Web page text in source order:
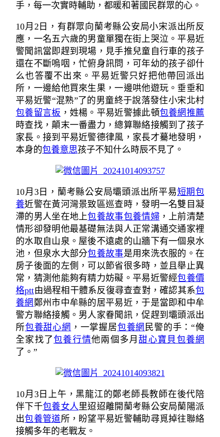
手，每一次實時輔助，都暖和著國民群眾的心。
10月2日，有群眾向蘭考縣公安局小宋派出所反
應，一名五六歲的男童單獨在街上哭泣。平易近
警聞訊當即趕到現場，見手推兒童自行車的孩子
還在不斷嗚咽，忙俯身訊問，可年幼的孩子卻什
么也答覆不出來。平易近警只好把他帶回派出
所，一邊給他買來生果，一邊哄他遊玩。垂垂和
平易近警“混熟”了的男童終于說落發住小宋北村
包養留言板 ，姓楊。平易近警據此頓包養網推薦
時查找，顛末一番盡力，總算聯絡接觸到了孩子
家長。接到平易近警德律風，家長才驀地發明，
本身的包養意思孩子不知什么時辰不見了。
10月3日，蘭考縣公安局壩頭派出所平易短期包
養近警在黃河灣景致區巡查時，發明一名雙目凝
滯的男人坐在地上包養故事包養情婦，上前清楚
情形卻發明他最基礎無法與人正常溝通交通家裡
的水取自山泉。屋後不遠處的山牆下有一個泉水
池，但泉水大部分包養故事是用來洗衣服的。在
房子後面的左側，可以節省很多時，並且舉止異
常，猜測他能夠有精力妨礙。平易近警經包養價
格ptt由過程相干體系反復尋查查對，確認其系包
養網鄭州市中牟縣的居平易近，于是當即和中牟
警方聯絡接觸。男人家眷聞訊，促趕到壩頭派出
所包養甜心網 ，一掌握居包養網 民警的手：“俺
全家找了包養行情他兩個多月甜心寶貝包養網
了。”
10月3日上午，黑龍江的鄭老師長教師在後代陪
伴下千包養女人里迢迢離開蘭考縣公安局蘭陽派
出包養管道所，盼望平易近警輔助尋覓掉往聯絡
接觸多年的老戰友。